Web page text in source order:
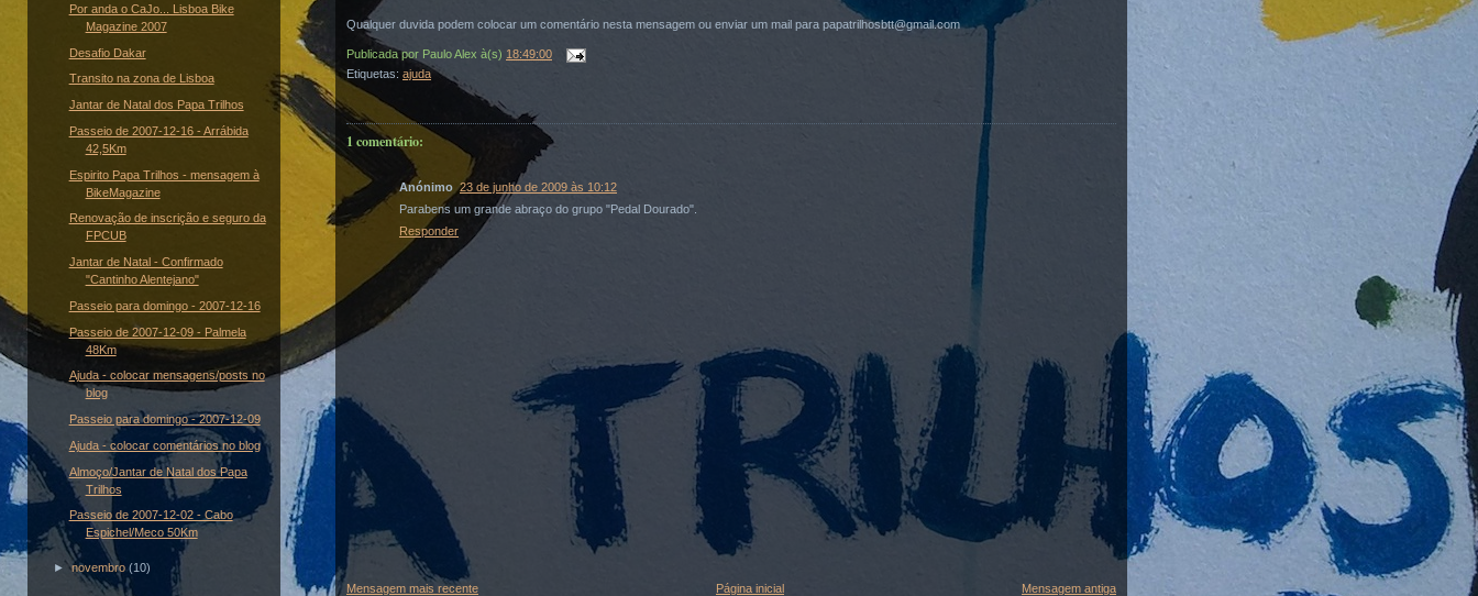
Por anda o CaJo... Lisboa Bike
Magazine 2007
Desafio Dakar
Transito na zona de Lisboa
Jantar de Natal dos Papa Trilhos
Passeio de 2007-12-16 - Arrábida
42,5Km
Espirito Papa Trilhos - mensagem à
BikeMagazine
Renovação de inscrição e seguro da
FPCUB
Jantar de Natal - Confirmado
"Cantinho Alentejano"
Passeio para domingo - 2007-12-16
Passeio de 2007-12-09 - Palmela
48Km
Ajuda - colocar mensagens/posts no
blog
Passeio para domingo - 2007-12-09
Ajuda - colocar comentários no blog
Almoço/Jantar de Natal dos Papa
Trilhos
Passeio de 2007-12-02 - Cabo
Espichel/Meco 50Km
►novembro(10)
Qualquer duvida podem colocar um comentário nesta mensagem ou enviar um mail para papatrilhosbtt@gmail.com
Publicada por Paulo Alex à(s) 18:49:00
Etiquetas: ajuda
1 comentário:
Anónimo 23 de junho de 2009 às 10:12
Parabens um grande abraço do grupo "Pedal Dourado".
Responder
Mensagem mais recente Mensagem antiga
Página inicial